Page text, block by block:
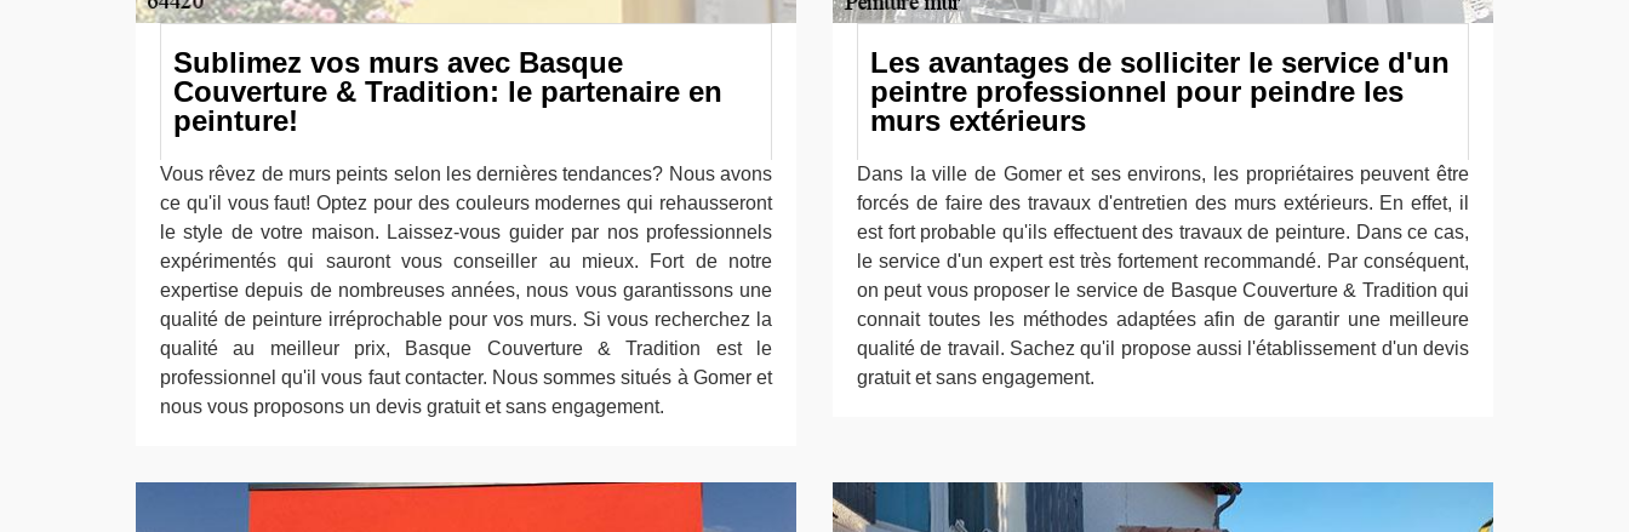
Sublimez vos murs avec Basque
Couverture & Tradition: le partenaire en
peinture!
Vous rêvez de murs peints selon les dernières tendances? Nous avons
ce qu'il vous faut! Optez pour des couleurs modernes qui rehausseront
le style de votre maison. Laissez-vous guider par nos professionnels
expérimentés qui sauront vous conseiller au mieux. Fort de notre
expertise depuis de nombreuses années, nous vous garantissons une
qualité de peinture irréprochable pour vos murs. Si vous recherchez la
qualité au meilleur prix, Basque Couverture & Tradition est le
professionnel qu'il vous faut contacter. Nous sommes situés à Gomer et
nous vous proposons un devis gratuit et sans engagement.
Les avantages de solliciter le service d'un
peintre professionnel pour peindre les
murs extérieurs
Dans la ville de Gomer et ses environs, les propriétaires peuvent être
forcés de faire des travaux d'entretien des murs extérieurs. En effet, il
est fort probable qu'ils effectuent des travaux de peinture. Dans ce cas,
le service d'un expert est très fortement recommandé. Par conséquent,
on peut vous proposer le service de Basque Couverture & Tradition qui
connait toutes les méthodes adaptées afin de garantir une meilleure
qualité de travail. Sachez qu'il propose aussi l'établissement d'un devis
gratuit et sans engagement.